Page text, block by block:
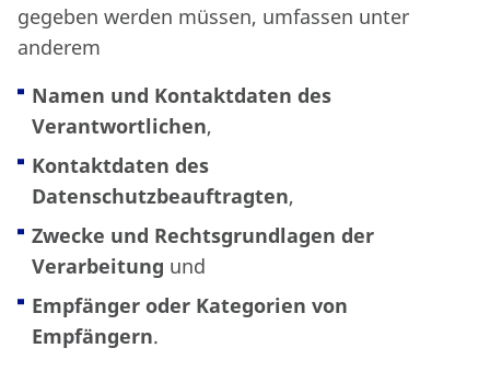
gegeben werden müssen, umfassen unter
anderem
Namen und Kontaktdaten des
Verantwortlichen,
Kontaktdaten des
Datenschutzbeauftragten,
Zwecke und Rechtsgrundlagen der
Verarbeitung und
Empfänger oder Kategorien von
Empfängern.